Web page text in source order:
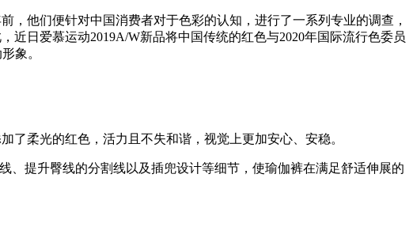
他们便针对中国消费者对于色彩的认知，进行了一系列专业的调查，
日爱慕运动2019A/W新品将中国传统的红色与2020年国际流行色委员
象。
柔光的红色，活力且不失和谐，视觉上更加安心、安稳。
、提升臀线的分割线以及插兜设计等细节，使瑜伽裤在满足舒适伸展的